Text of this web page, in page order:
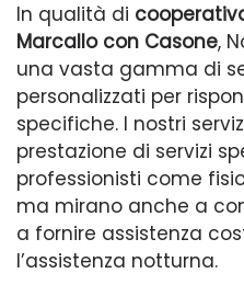
In qualità di
Marcallo con Casone,
una vasta gamma di
personalizzati per
specifiche. I nostri
prestazione di servizi
professionisti come
ma mirano anche a
a fornire assistenza
l’assistenza notturna.